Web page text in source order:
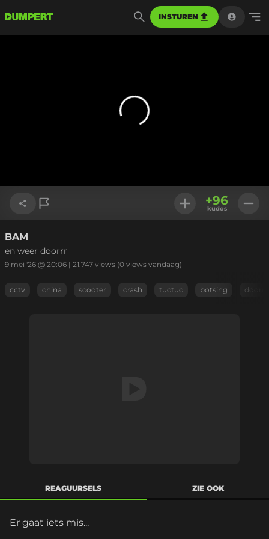
INSTUREN
Link kopiëren
+96
kudos
BAM
en weer doorrr
9 mei '26 @ 20:06 | 21.747 views (0 views vandaag)
cctv china scooter crash tuctuc botsing
REAGUURSELS ZIE OOK
Er gaat iets mis...